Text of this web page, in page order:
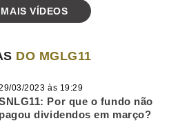
MAIS VÍDEOS
DO MGLG11
Por que o fundo não
pagou dividendos em março?
03/2023 às 19:29